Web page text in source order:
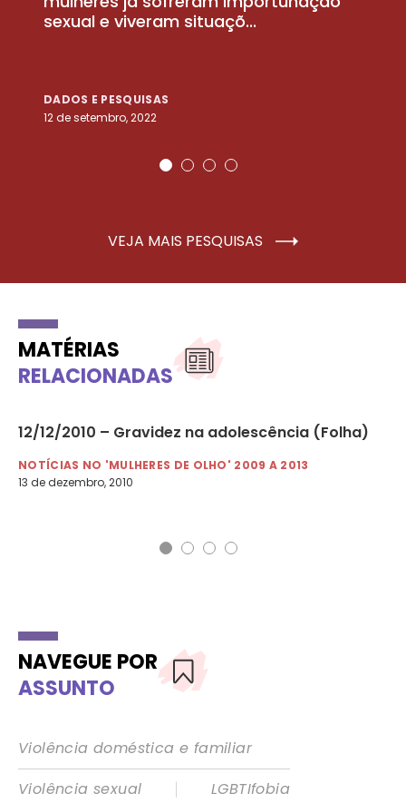
sexual e viveram situaçõ...
DADOS E PESQUISAS
12 de setembro, 2022
VEJA MAIS PESQUISAS
MATÉRIAS
RELACIONADAS
12/12/2010 – Gravidez na adolescência (Folha)
NOTÍCIAS NO 'MULHERES DE OLHO' 2009 A 2013
13 de dezembro, 2010
NAVEGUE POR
ASSUNTO
Violência doméstica e familiar
Violência sexual
|
LGBTIfobia